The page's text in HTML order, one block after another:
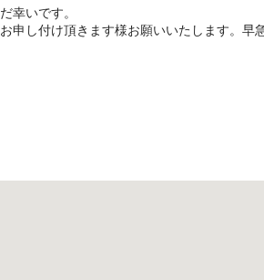
幸いです。
申し付け頂きます様お願いいたします。早